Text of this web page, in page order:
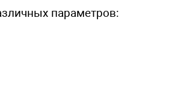
параметров: